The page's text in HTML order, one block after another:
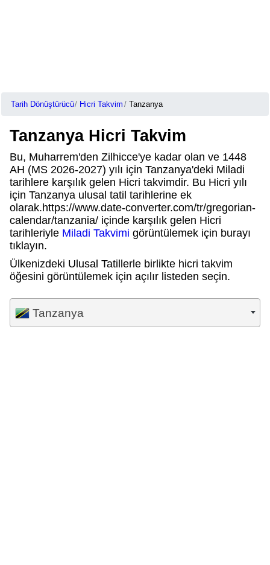
Tarih Dönüştürücü Hicri Takvim Tanzanya
Tanzanya Hicri Takvim
Bu, Muharrem'den Zilhicce'ye kadar olan ve 1448
AH (MS 2026-2027) yılı için Tanzanya'deki Miladi
tarihlere karşılık gelen Hicri takvimdir. Bu Hicri yılı
için Tanzanya ulusal tatil tarihlerine ek
olarak.https://www.date-converter.com/tr/gregorian-
calendar/tanzania/ içinde karşılık gelen Hicri
tarihleriyle Miladi Takvimi görüntülemek için burayı
tıklayın.
Ülkenizdeki Ulusal Tatillerle birlikte hicri takvim
öğesini görüntülemek için açılır listeden seçin.
Tanzanya